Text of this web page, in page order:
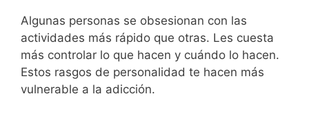
Algunas personas se obsesionan con las
actividades más rápido que otras. Les cuesta
más controlar lo que hacen y cuándo lo hacen.
Estos rasgos de personalidad te hacen más
vulnerable a la adicción.